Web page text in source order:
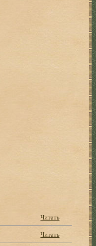
Читать
Читать